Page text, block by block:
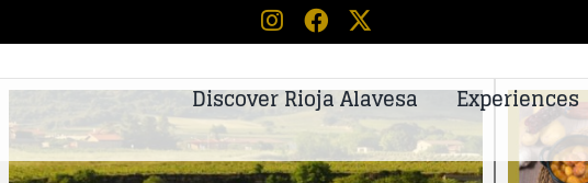
Discover Rioja Alavesa Experiences